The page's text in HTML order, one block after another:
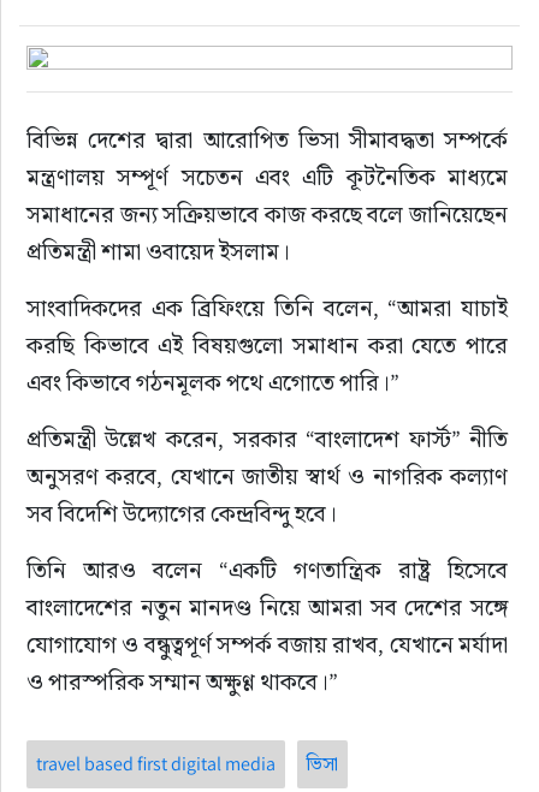
হজ-ওমরাহ
আরও
বিভিন্ন দেশের দ্বারা আরোপিত ভিসা সীমাবদ্ধতা সম্পর্কে
মন্ত্রণালয় সম্পূর্ণ সচেতন এবং এটি কূটনৈতিক মাধ্যমে
সমাধানের জন্য সক্রিয়ভাবে কাজ করছে বলে জানিয়েছেন
প্রতিমন্ত্রী শামা ওবায়েদ ইসলাম।
সাংবাদিকদের এক ব্রিফিংয়ে তিনি বলেন, “আমরা যাচাই
করছি কিভাবে এই বিষয়গুলো সমাধান করা যেতে পারে
এবং কিভাবে গঠনমূলক পথে এগোতে পারি।”
প্রতিমন্ত্রী উল্লেখ করেন, সরকার “বাংলাদেশ ফার্স্ট” নীতি
অনুসরণ করবে, যেখানে জাতীয় স্বার্থ ও নাগরিক কল্যাণ
সব বিদেশি উদ্যোগের কেন্দ্রবিন্দু হবে।
তিনি আরও বলেন “একটি গণতান্ত্রিক রাষ্ট্র হিসেবে
বাংলাদেশের নতুন মানদণ্ড নিয়ে আমরা সব দেশের সঙ্গে
যোগাযোগ ও বন্ধুত্বপূর্ণ সম্পর্ক বজায় রাখব, যেখানে মর্যাদা
ও পারস্পরিক সম্মান অক্ষুণ্ণ থাকবে।”
travel based first digital media ভিসা